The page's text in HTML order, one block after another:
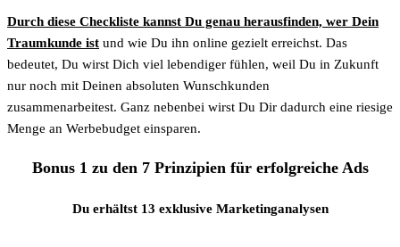
Durch diese Checkliste kannst Du genau herausfinden, wer Dein
Traumkunde ist und wie Du ihn online gezielt erreichst. Das
bedeutet, Du wirst Dich viel lebendiger fühlen, weil Du in Zukunft
nur noch mit Deinen absoluten Wunschkunden
zusammenarbeitest. Ganz nebenbei wirst Du Dir dadurch eine riesige
Menge an Werbebudget einsparen.
Bonus 1 zu den 7 Prinzipien für erfolgreiche Ads
Du erhältst 13 exklusive Marketinganalysen